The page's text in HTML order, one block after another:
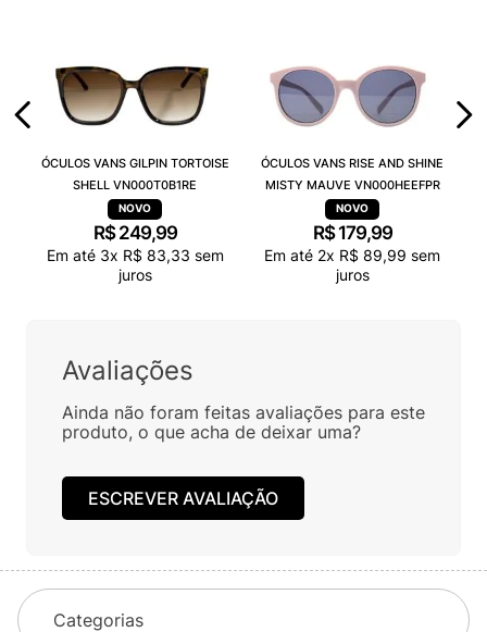
ÓCULOS VANS GILPIN TORTOISE
SHELL VN000T0B1RE
R$ 249,99
Em até 3x R$ 83,33 sem
juros
ÓCULOS VANS RISE AND SHINE
MISTY MAUVE VN000HEEFPR
R$ 179,99
Em até 2x R$ 89,99 sem
juros
Avaliações
Ainda não foram feitas avaliações para este
produto, o que acha de deixar uma?
ESCREVER AVALIAÇÃO
Categorias